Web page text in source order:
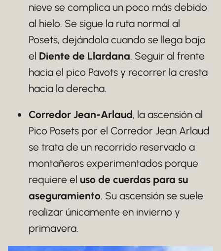
nieve se complica un poco más debido
al hielo. Se sigue la ruta normal al
Posets, dejándola cuando se llega bajo
el Diente de Llardana. Seguir al frente
hacia el pico Pavots y recorrer la cresta
hacia la derecha.
Corredor Jean-Arlaud, la ascensión al
Pico Posets por el Corredor Jean Arlaud
se trata de un recorrido reservado a
montañeros experimentados porque
requiere el uso de cuerdas para su
aseguramiento. Su ascensión se suele
realizar únicamente en invierno y
primavera.